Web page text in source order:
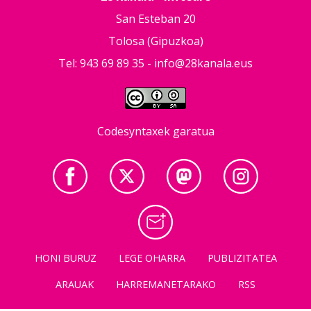
San Esteban 20
Tolosa (Gipuzkoa)
Tel: 943 69 89 35 - info@28kanala.eus
Codesyntaxek garatua
HONI BURUZ LEGE OHARRA
PUBLIZITATEA
ARAUAK
HARREMANETARAKO RSS